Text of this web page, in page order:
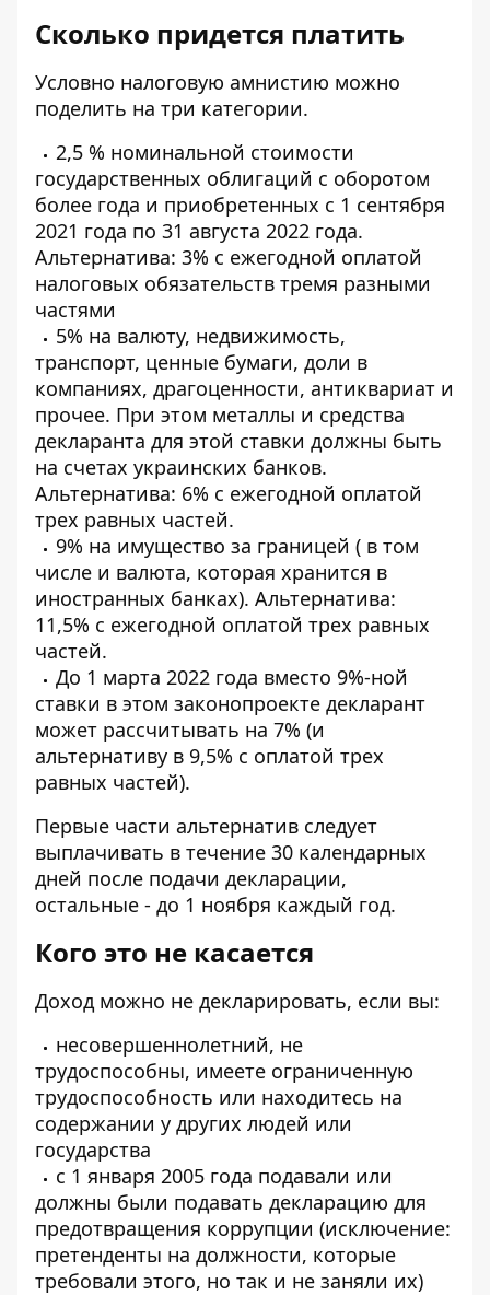
Сколько придется платить
Условно налоговую амнистию можно
поделить на три категории.
2,5 % номинальной стоимости
государственных облигаций с оборотом
более года и приобретенных с 1 сентября
2021 года по 31 августа 2022 года.
Альтернатива: 3% с ежегодной оплатой
налоговых обязательств тремя разными
частями
5% на валюту, недвижимость,
транспорт, ценные бумаги, доли в
компаниях, драгоценности, антиквариат и
прочее. При этом металлы и средства
декларанта для этой ставки должны быть
на счетах украинских банков.
Альтернатива: 6% с ежегодной оплатой
трех равных частей.
9% на имущество за границей ( в том
числе и валюта, которая хранится в
иностранных банках). Альтернатива:
11,5% с ежегодной оплатой трех равных
частей.
До 1 марта 2022 года вместо 9%-ной
ставки в этом законопроекте декларант
может рассчитывать на 7% (и
альтернативу в 9,5% с оплатой трех
равных частей).
Первые части альтернатив следует
выплачивать в течение 30 календарных
дней после подачи декларации,
остальные - до 1 ноября каждый год.
Кого это не касается
Доход можно не декларировать, если вы:
несовершеннолетний, не
трудоспособны, имеете ограниченную
трудоспособность или находитесь на
содержании у других людей или
государства
с 1 января 2005 года подавали или
должны были подавать декларацию для
предотвращения коррупции (исключение:
претенденты на должности, которые
требовали этого, но так и не заняли их)